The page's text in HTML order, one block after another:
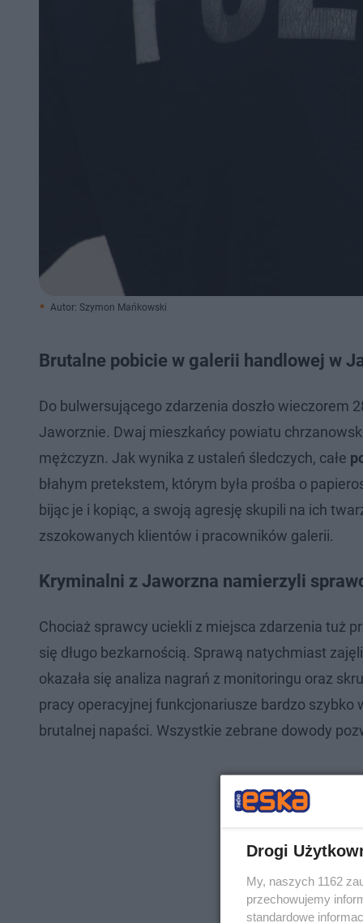
Autor: Szymon Mańkowski
Brutalne pobicie w galerii handlowej w
Do bulwersującego zdarzenia doszło wieczorem
Jaworznie. Dwaj mieszkańcy powiatu
mężczyzn. Jak wynika z ustaleń śledczych, całe
błahym pretekstem, którym była prośba o
bijąc je i kopiąc, a swoją agresję skupili na ich
zszokowanych klientów i pracowników galerii.
Kryminalni z Jaworzna namierzyli
Chociaż sprawcy uciekli z miejsca zdarzenia tuż
się długo bezkarnością. Sprawą natychmiast
okazała się analiza nagrań z monitoringu oraz
pracy operacyjnej funkcjonariusze bardzo
brutalnej napaści. Wszystkie zebrane dowody
Drogi
My, naszych 1162
przechowujemy
standardowe